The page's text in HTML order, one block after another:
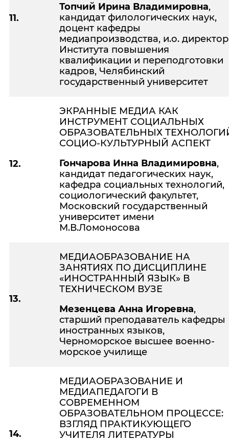
11.
Топчий Ирина Владимировна,
кандидат филологических наук,
доцент кафедры
медиапроизводства, и.о.
Института повышения
квалификации и переподготовки
кадров, Челябинский
государственный университет
12.
ЭКРАННЫЕ МЕДИА КАК
ИНСТРУМЕНТ СОЦИАЛЬНЫХ
ОБРАЗОВАТЕЛЬНЫХ
СОЦИО-КУЛЬТУРНЫЙ АСПЕКТ
Гончарова Инна Владимировна,
кандидат педагогических наук,
кафедра социальных технологий,
социологический факультет,
Московский государственный
университет имени
М.В.Ломоносова
13.
МЕДИАОБРАЗОВАНИЕ НА
ЗАНЯТИЯХ ПО ДИСЦИПЛИНЕ
«ИНОСТРАННЫЙ ЯЗЫК» В
ТЕХНИЧЕСКОМ ВУЗЕ
Мезенцева Анна Игоревна,
старший преподаватель кафедры
иностранных языков,
Черноморское высшее военно-
морское училище
14.
МЕДИАОБРАЗОВАНИЕ И
МЕДИАПЕДАГОГИ В
СОВРЕМЕННОМ
ОБРАЗОВАТЕЛЬНОМ ПРОЦЕССЕ:
ВЗГЛЯД ПРАКТИКУЮЩЕГО
УЧИТЕЛЯ ЛИТЕРАТУРЫ